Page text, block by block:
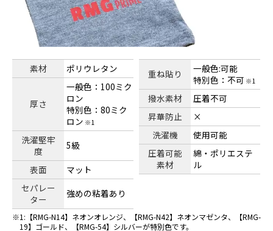
素材 ポリウレタン
厚さ
一般色：100ミク
ロン
特別色：80ミク
ロン ※1
洗濯堅牢
度
5級
表面
マット
セパレー
ター
強めの粘着あり
重ね貼り
一般色:可能
特別色：不可 ※1
撥水素材
圧着不可
昇華防止
×
洗濯機
使用可能
圧着可能
素材
綿・ポリエステ
ル
1:【RMG-N14】ネオンオレンジ、【RMG-N42】ネオンマゼンタ、【RMG-
19】ゴールド、【RMG-54】シルバーが特別色です。